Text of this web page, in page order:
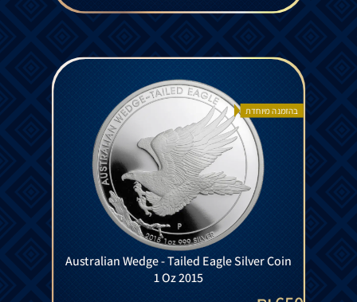
בהזמנה מיוחדת
Australian Wedge - Tailed Eagle Silver Coin
1 Oz 2015